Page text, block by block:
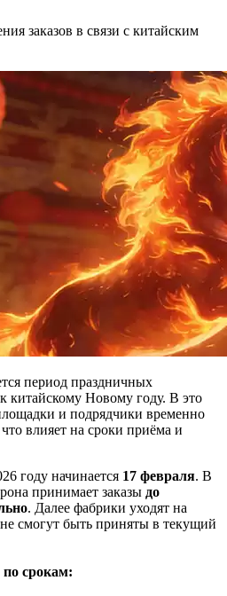
заказов в связи с китайским
период праздничных
китайскому Новому году. В это
и подрядчики временно
влияет на сроки приёма и
году начинается 17 февраля. В
принимает заказы до
. Далее фабрики уходят на
смогут быть приняты в текущий
срокам: